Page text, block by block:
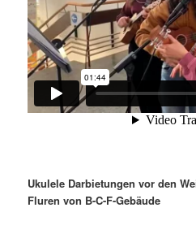
Ukulele Darbietungen vor den
Fluren von B-C-F-Gebäude